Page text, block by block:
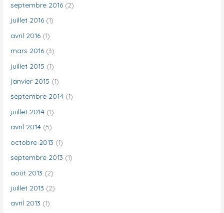
septembre 2016 (2)
juillet 2016 (1)
avril 2016 (1)
mars 2016 (3)
juillet 2015 (1)
janvier 2015 (1)
septembre 2014 (1)
juillet 2014 (1)
avril 2014 (5)
octobre 2013 (1)
septembre 2013 (1)
août 2013 (2)
juillet 2013 (2)
avril 2013 (1)